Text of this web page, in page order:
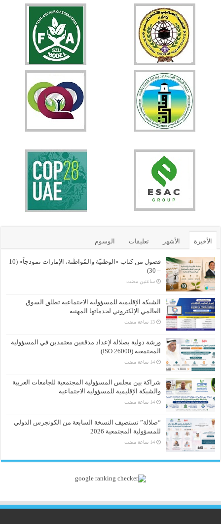
الأخيرة الأشهر تعليقات الوسوم
فصول من كتاب «الوطنيّة والمُواطَنة، الإمارات نموذجاً» (10
– 30)
‏ساعتين مضت
الشبكة الإقليمية للمسؤولية الاجتماعية تطلق السوق
العالمي الإلكتروني لخدماتها المهنية
‏13 ساعة مضت
ورشة دولية بصلالة لإعداد مدققين معتمدين في المسؤولية
المجتمعية (ISO 26000)
‏14 ساعة مضت
شراكة بين مجلس المسؤولية المجتمعية للجامعات العربية
والشبكة الإقليمية للمسؤولية الاجتماعية
‏14 ساعة مضت
“صلالة” تستضيف النسخة السابعة من الكونجرس الدولي
للمسؤولية المجتمعية 2026
‏14 ساعة مضت